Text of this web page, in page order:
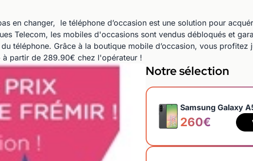
en changer, le téléphone d’occasion est une solution pour
Telecom, les mobiles d'occasions sont vendus débloqués et
téléphone. Grâce à la boutique mobile d’occasion, vous profitez
à partir de 289.90€ chez l'opérateur !
Notre sélection
Samsung Galaxy
260€